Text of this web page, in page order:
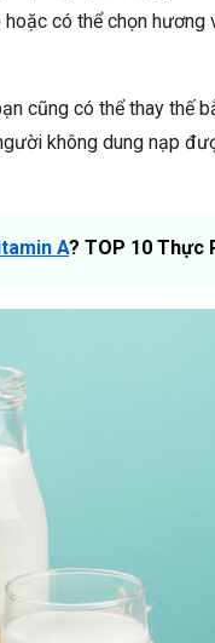
có thể chọn
cũng có thể thay thế
không dung nạp
A? TOP 10 Thực